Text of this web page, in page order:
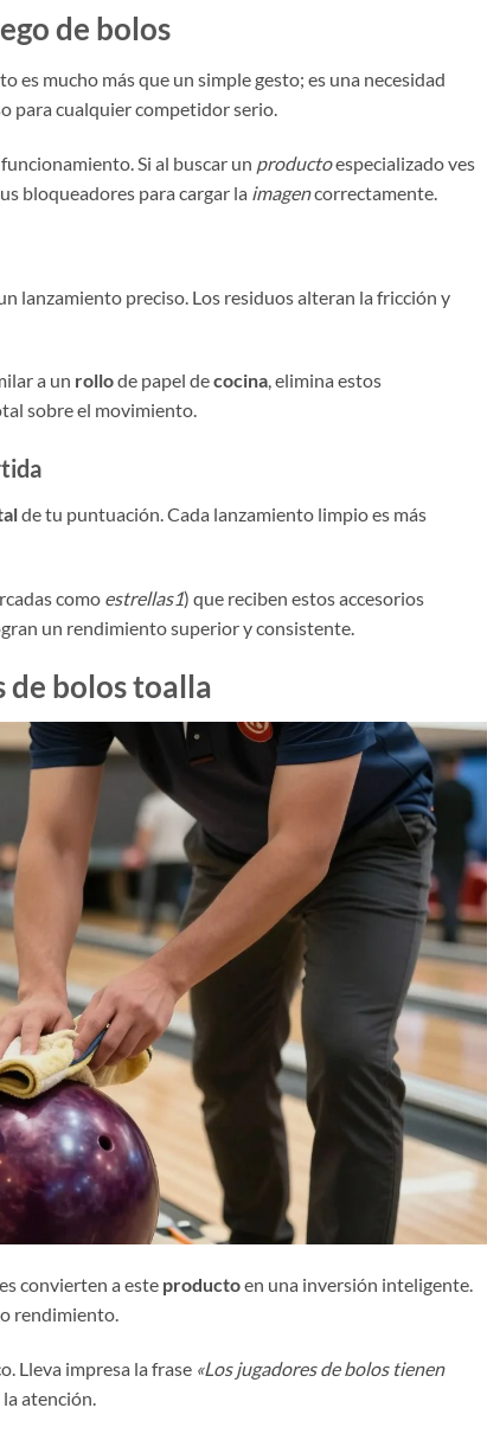
de bolos
es mucho más que un simple gesto; es una necesidad
para cualquier competidor serio.
Si al buscar un productoespecializado ves
bloqueadores para cargar la imagencorrectamente.
lanzamiento preciso. Los residuos alteran la fricción y
a un rollode papel decocina, elimina estos
sobre el movimiento.
de tu puntuación. Cada lanzamiento limpio es más
como estrellas1) que reciben estos accesorios
un rendimiento superior y consistente.
de bolos toalla
convierten a este productoen una inversión inteligente.
rendimiento.
Lleva impresa la frase «Los jugadores de bolos tienen
atención.